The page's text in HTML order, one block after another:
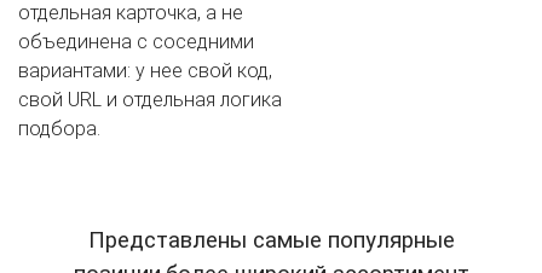
отдельная карточка, а не
объединена с соседними
вариантами: у нее свой код,
свой URL и отдельная логика
подбора.
Представлены самые популярные